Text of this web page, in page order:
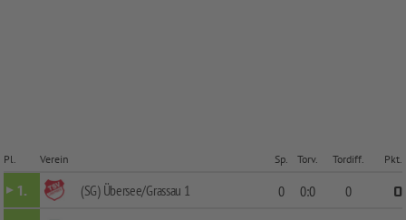
Pl. Verein Sp. Torv. Tordiff. Pkt.
1. (SG) Übersee/Grassau 1 0 0:0 0
0